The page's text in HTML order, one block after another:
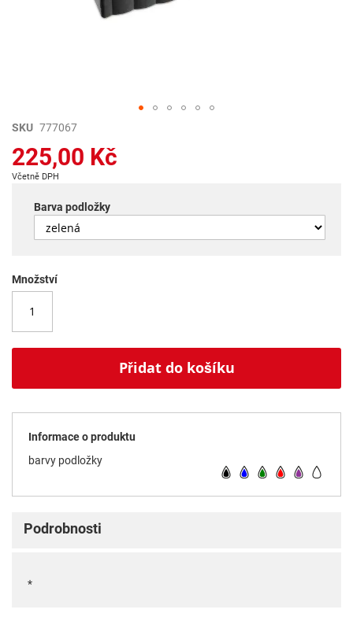
Přeskočit
začátek
galerie
obrázky
SKU 777067
225,00 Kč
Včetně DPH
Barva podložky
Množství
Přidat do košíku
Informace o produktu
barvy podložky
Podrobnosti
*